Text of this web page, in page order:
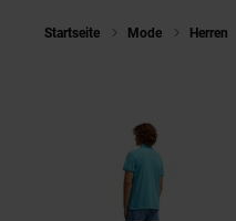
Startseite Mode Herren